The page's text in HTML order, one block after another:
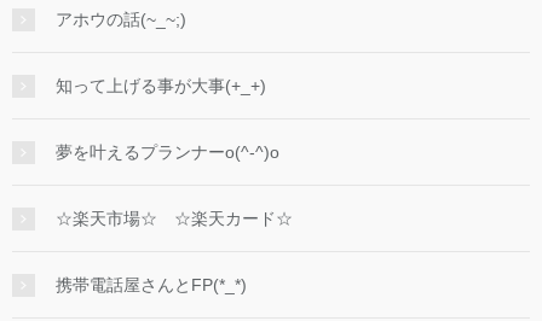
アホウの話(~_~;)
知って上げる事が大事(+_+)
夢を叶えるプランナーo(^-^)o
☆楽天市場☆ ☆楽天カード☆
携帯電話屋さんとFP(*_*)